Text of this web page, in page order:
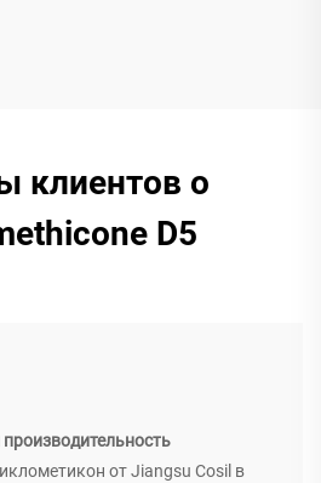
клиентов о
D5
от Jiangsu Cosil в